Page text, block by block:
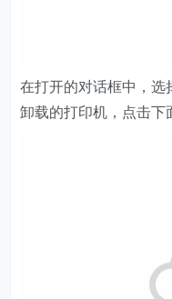
在打开的对话框中，选
卸载的打印机，点击下